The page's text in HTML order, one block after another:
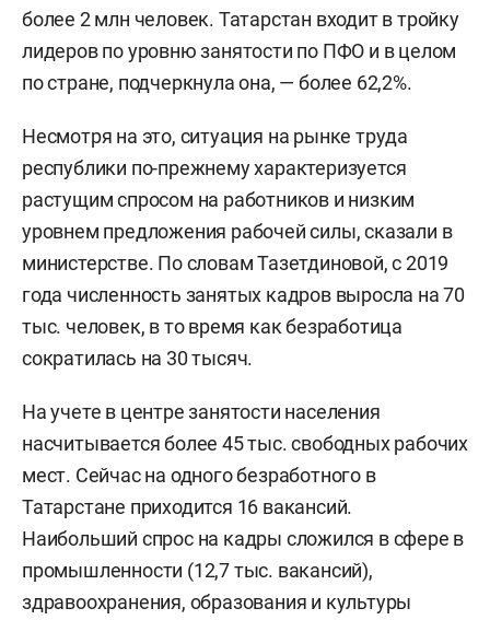
более 2 млн человек. Татарстан входит в тройку
лидеров по уровню занятости по ПФО и в целом
по стране, подчеркнула она, — более 62,2%.
Несмотря на это, ситуация на рынке труда
республики по-прежнему характеризуется
растущим спросом на работников и низким
уровнем предложения рабочей силы, сказали в
министерстве. По словам Тазетдиновой, с 2019
года численность занятых кадров выросла на 70
тыс. человек, в то время как безработица
сократилась на 30 тысяч.
На учете в центре занятости населения
насчитывается более 45 тыс. свободных рабочих
мест. Сейчас на одного безработного в
Татарстане приходится 16 вакансий.
Наибольший спрос на кадры сложился в сфере в
промышленности (12,7 тыс. вакансий),
здравоохранения, образования и культуры